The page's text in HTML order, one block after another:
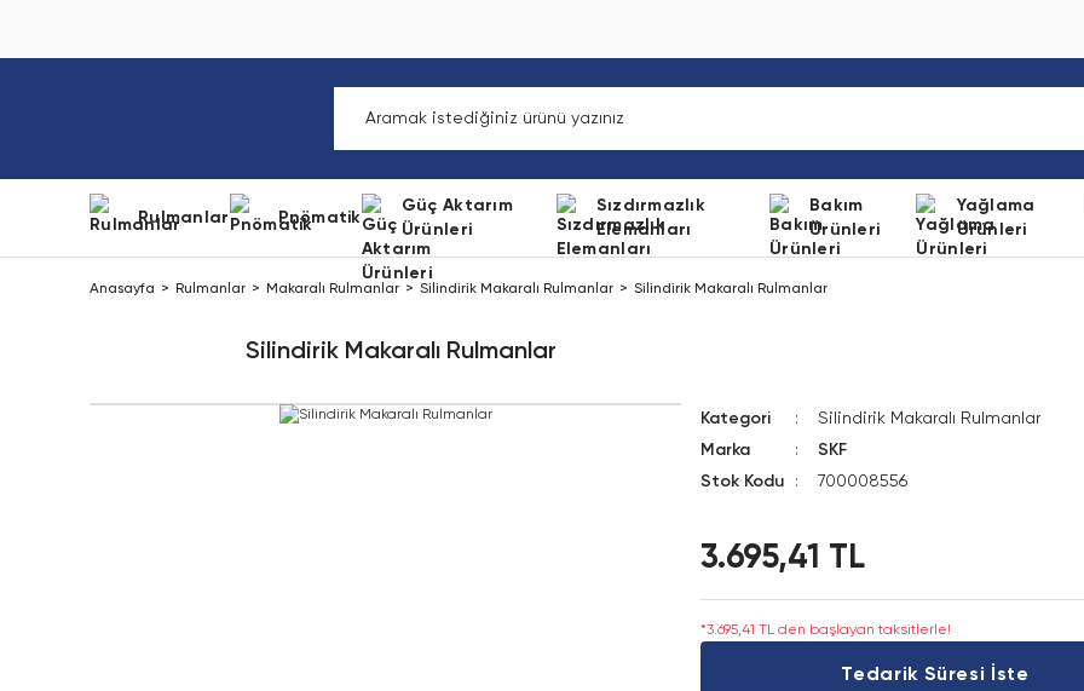
Rulmanlar Pnömatik
Güç Aktarım
Ürünleri
Sızdırmazlık
Elemanları
Bakım
Ürünleri
Yağlama
Ürünleri
Anasayfa Rulmanlar Makaralı Rulmanlar Silindirik Makaralı Rulmanlar Silindirik Makaralı Rulmanlar
Silindirik Makaralı Rulmanlar
Kategori
Silindirik Makaralı Rulmanlar
Marka
SKF
Stok Kodu
700008556
3.695,41 TL
*3.695,41 TL den başlayan taksitlerle!
Tedarik Süresi İste